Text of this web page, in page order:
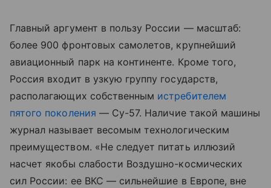
Главный аргумент в пользу России — масштаб:
более 900 фронтовых самолетов, крупнейший
авиационный парк на континенте. Кроме того,
Россия входит в узкую группу государств,
располагающих собственным истребителем
пятого поколения — Су-57. Наличие такой машины
журнал называет весомым технологическим
преимуществом. «Не следует питать иллюзий
насчет якобы слабости Воздушно-космических
сил России: ее ВКС — сильнейшие в Европе, вне